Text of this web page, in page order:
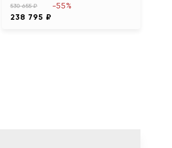
530 655 ₽
238 795 ₽
-55%